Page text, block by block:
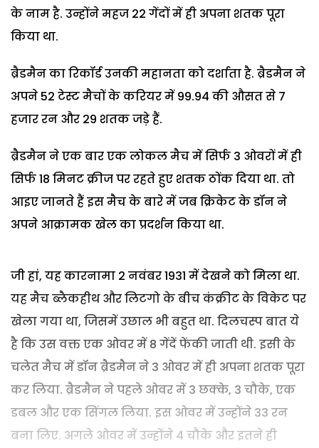
के नाम है. उन्होंने महज 22 गेंदों में ही अपना शतक पूरा
किया था.
ब्रैडमैन का रिकॉर्ड उनकी महानता को दर्शाता है. ब्रैडमैन ने
अपने 52 टेस्ट मैचों के करियर में 99.94 की औसत से 7
हजार रन और 29 शतक जड़े हैं.
ब्रैडमैन ने एक बार एक लोकल मैच में सिर्फ 3 ओवरों में ही
सिर्फ 18 मिनट क्रीज पर रहते हुए शतक ठोंक दिया था. तो
आइए जानते हैं इस मैच के बारे में जब क्रिकेट के डॉन ने
अपने आक्रामक खेल का प्रदर्शन किया था.
जी हां, यह कारनामा 2 नवंबर 1931 में देखने को मिला था.
यह मैच ब्लैकहीथ और लिटगो के बीच कंक्रीट के विकेट पर
खेला गया था, जिसमें उछाल भी बहुत था. दिलचस्प बात ये
है कि उस वक्त एक ओवर में 8 गेंदें फेंकी जाती थी. इसी के
चलेत मैच में डॉन ब्रैडमैन ने 3 ओवर में ही अपना शतक पूरा
कर लिया. ब्रैडमैन ने पहले ओवर में 3 छक्के, 3 चौके, एक
डबल और एक सिंगल लिया. इस ओवर में उन्होंने 33 रन
बना लिए. अगले ओवर में उन्होंने 4 चौके और इतने ही